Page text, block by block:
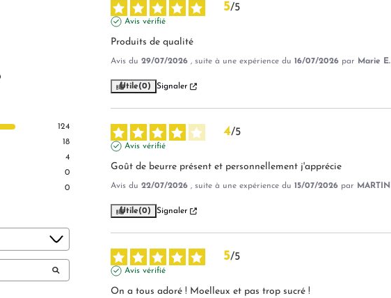
124
18
4
0
0
5/5
Avis vérifié
Produits de qualité
Avis du 29/07/2026 , suite à une expérience du 16/07/2026 par Marie E.
Utile(0) Signaler
4/5
Avis vérifié
Goût de beurre présent et personnellement j'apprécie
Avis du 22/07/2026 , suite à une expérience du 15/07/2026 par
Utile(0) Signaler
5/5
Avis vérifié
On a tous adoré ! Moelleux et pas trop sucré !